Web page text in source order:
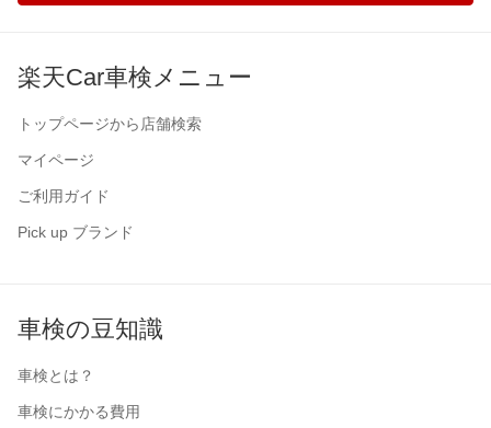
楽天Car車検メニュー
トップページから店舗検索
マイページ
ご利用ガイド
Pick up ブランド
車検の豆知識
車検とは？
車検にかかる費用